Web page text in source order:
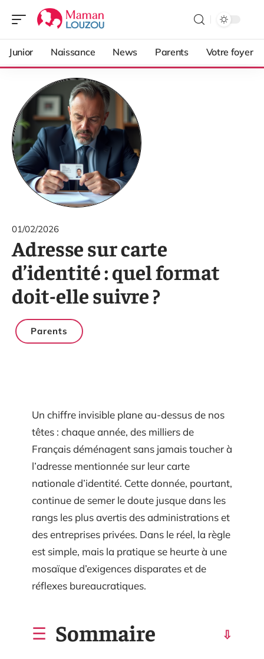
Junior Naissance News Parents Votre foyer
01/02/2026
Adresse sur carte
d’identité : quel format
doit-elle suivre ?
Parents
Un chiffre invisible plane au-dessus de nos
têtes : chaque année, des milliers de
Français déménagent sans jamais toucher à
l’adresse mentionnée sur leur carte
nationale d’identité. Cette donnée, pourtant,
continue de semer le doute jusque dans les
rangs les plus avertis des administrations et
des entreprises privées. Dans le réel, la règle
est simple, mais la pratique se heurte à une
mosaïque d’exigences disparates et de
réflexes bureaucratiques.
Sommaire